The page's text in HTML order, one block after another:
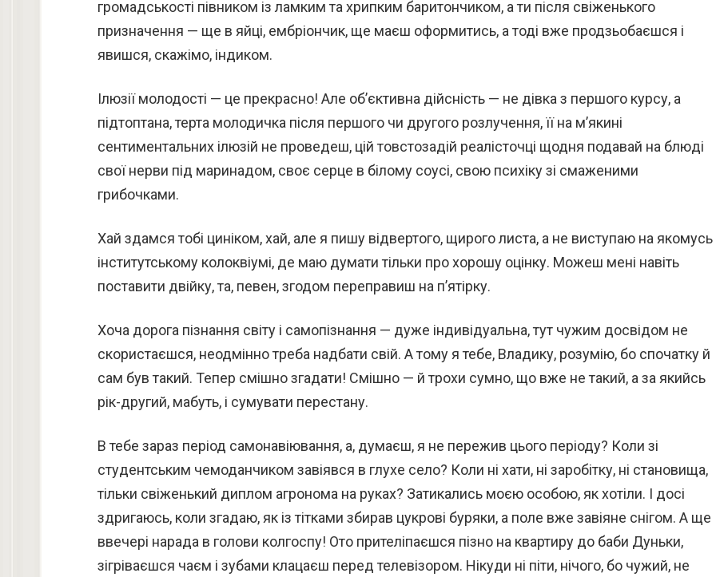
громадськості півником із ламким та хрипким баритончиком, а ти після свіженького
призначення — ще в яйці, ембріончик, ще маєш оформитись, а тоді вже продзьобаєшся і
явишся, скажімо, індиком.
Ілюзії молодості — це прекрасно! Але об’єктивна дійсність — не дівка з першого курсу, а
підтоптана, терта молодичка після першого чи другого розлучення, її на м’якині
сентиментальних ілюзій не проведеш, цій товстозадій реалісточці щодня подавай на блюді
свої нерви під маринадом, своє серце в білому соусі, свою психіку зі смаженими
грибочками.
Хай здамся тобі циніком, хай, але я пишу відвертого, щирого листа, а не виступаю на якомусь
інститутському колоквіумі, де маю думати тільки про хорошу оцінку. Можеш мені навіть
поставити двійку, та, певен, згодом переправиш на п’ятірку.
Хоча дорога пізнання світу і самопізнання — дуже індивідуальна, тут чужим досвідом не
скористаєшся, неодмінно треба надбати свій. А тому я тебе, Владику, розумію, бо спочатку й
сам був такий. Тепер смішно згадати! Смішно — й трохи сумно, що вже не такий, а за якийсь
рік-другий, мабуть, і сумувати перестану.
В тебе зараз період самонавіювання, а, думаєш, я не пережив цього періоду? Коли зі
студентським чемоданчиком завіявся в глухе село? Коли ні хати, ні заробітку, ні становища,
тільки свіженький диплом агронома на руках? Затикались моєю особою, як хотіли. І досі
здригаюсь, коли згадаю, як із тітками збирав цукрові буряки, а поле вже завіяне снігом. А ще
ввечері нарада в голови колгоспу! Ото прителіпаєшся пізно на квартиру до баби Дуньки,
зігріваєшся чаєм і зубами клацаєш перед телевізором. Нікуди ні піти, нічого, бо чужий, не